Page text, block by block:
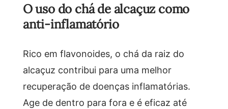
O uso do chá de alcaçuz como
anti-inflamatório
Rico em flavonoides, o chá da raiz do
alcaçuz contribui para uma melhor
recuperação de doenças inflamatórias.
Age de dentro para fora e é eficaz até